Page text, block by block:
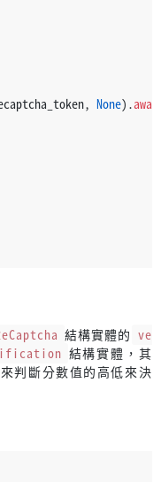
None).
結構實體的 ve
結構實體，其
判斷分數值的高低來決